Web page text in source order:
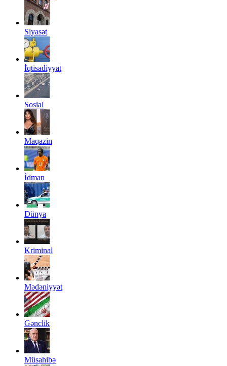
Siyasət
İqtisadiyyat
Sosial
Maqazin
İdman
Dünya
Kriminal
Mədəniyyət
Gənclik
Müsahibə